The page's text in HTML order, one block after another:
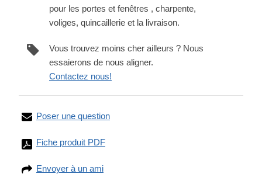
pour les portes et fenêtres , charpente,
voliges, quincaillerie et la livraison.
Vous trouvez moins cher ailleurs ? Nous
essaierons de nous aligner.
Contactez nous!
Poser une question
Fiche produit PDF
Envoyer à un ami